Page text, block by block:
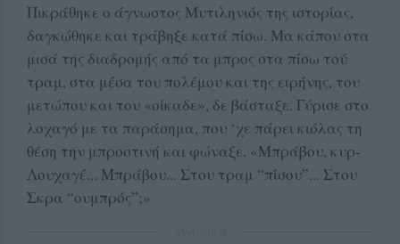
Πικράθηκε ο άγνωστος Μυτιληνιός της ιστορίας,
δαγκώθηκε και τράβηξε κατά πίσω. Μα κάπου στα
μισά της διαδρομής από τα μπρος στα πίσω τού
τραμ, στα μέσα του πολέμου και της ειρήνης, του
μετώπου και του «οίκαδε», δε βάσταξε. Γύρισε στο
λοχαγό με τα παράσημα, που ‘χε πάρει κιόλας τη
θέση την μπροστινή και φώναξε. «Μπράβου, κυρ-
Λουχαγέ... Μπράβου... Στου τραμ “πίσου”... Στου
Σκρα “ουμπρός”;»